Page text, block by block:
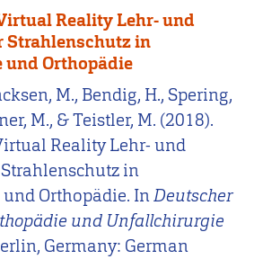
Reality Lehr- und
Strahlenschutz in
Orthopädie
M., Bendig, H., Spering,
M., & Teistler, M. (2018).
Reality Lehr- und
in
Orthopädie. InDeutscher
und Unfallchirurgie
Germany: German